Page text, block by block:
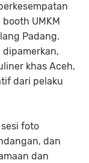
UMKM
Padang.
khas Aceh,
dari pelaku
foto
dan
dan